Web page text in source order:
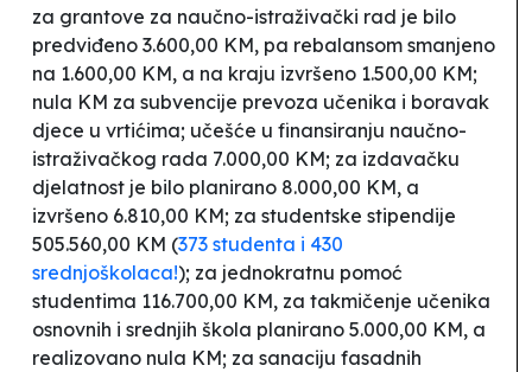
za grantove za naučno-istraživački rad je bilo
predviđeno 3.600,00 KM, pa rebalansom smanjeno
na 1.600,00 KM, a na kraju izvršeno 1.500,00 KM;
nula KM za subvencije prevoza učenika i boravak
djece u vrtićima; učešće u finansiranju naučno-
istraživačkog rada 7.000,00 KM; za izdavačku
djelatnost je bilo planirano 8.000,00 KM, a
izvršeno 6.810,00 KM; za studentske stipendije
505.560,00 KM (373 studenta i 430
srednjoškolaca!); za jednokratnu pomoć
studentima 116.700,00 KM, za takmičenje učenika
osnovnih i srednjih škola planirano 5.000,00 KM, a
realizovano nula KM; za sanaciju fasadnih